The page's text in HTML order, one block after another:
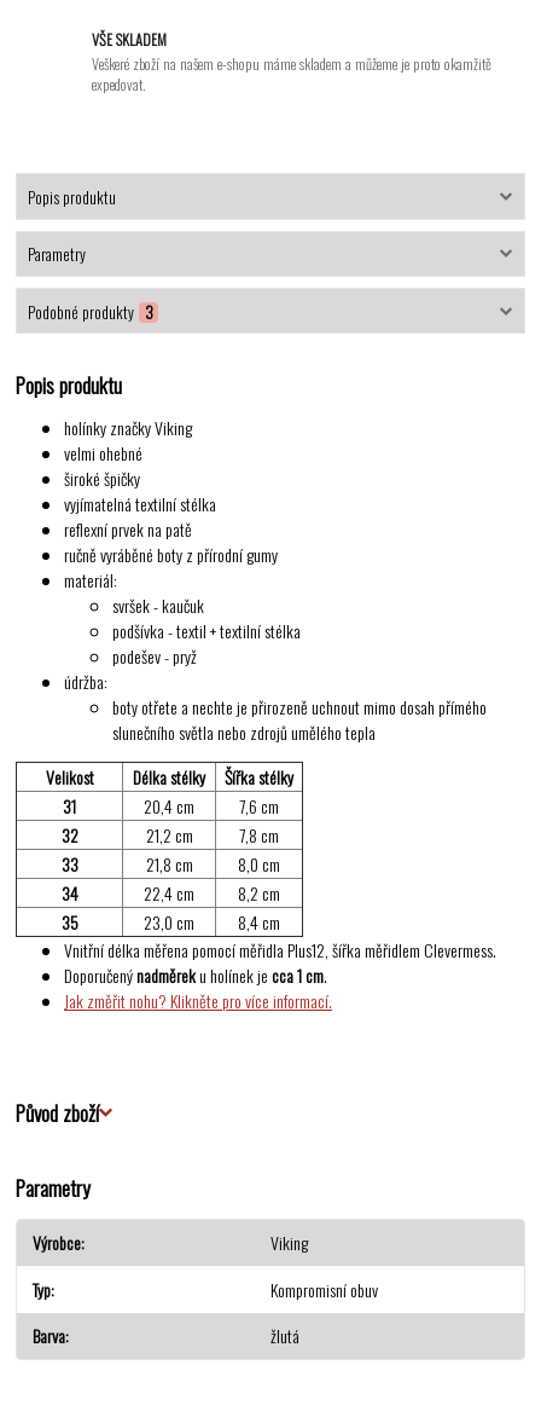
VŠE SKLADEM
Veškeré zboží na našem e-shopu máme skladem a můžeme je proto okamžitě
expedovat.
Popis produktu
Parametry
Podobné produkty 3
Popis produktu
holínky značky Viking
velmi ohebné
široké špičky
vyjímatelná textilní stélka
reflexní prvek na patě
ručně vyráběné boty z přírodní gumy
materiál:
svršek - kaučuk
podšívka - textil + textilní stélka
podešev - pryž
údržba:
boty otřete a nechte je přirozeně uchnout mimo dosah přímého
slunečního světla nebo zdrojů umělého tepla
Velikost
Délka stélky
Šířka stélky
31
20,4 cm
7,6 cm
32
21,2 cm
7,8 cm
33
21,8 cm
8,0 cm
34
22,4 cm
8,2 cm
35
23,0 cm
8,4 cm
Vnitřní délka měřena pomocí měřidla Plus12, šířka měřidlem Clevermess.
Doporučenýnadměreku holínek jecca 1 cm.
Jak změřit nohu? Klikněte pro více informací.
Původ zboží
Parametry
Výrobce
Viking
Typ
Kompromisní obuv
Barva
žlutá